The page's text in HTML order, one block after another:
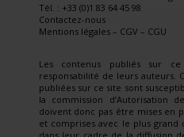
Tél. : +33 (0)1 83 64 45 98
Contactez-nous
Mentions légales– CGV– CGU
Les contenus publiés sur
responsabilité de leurs auteurs.
publiées sur ce site sont
la commission d’Autorisation
doivent donc pas être mises en
et comprises avec le plus